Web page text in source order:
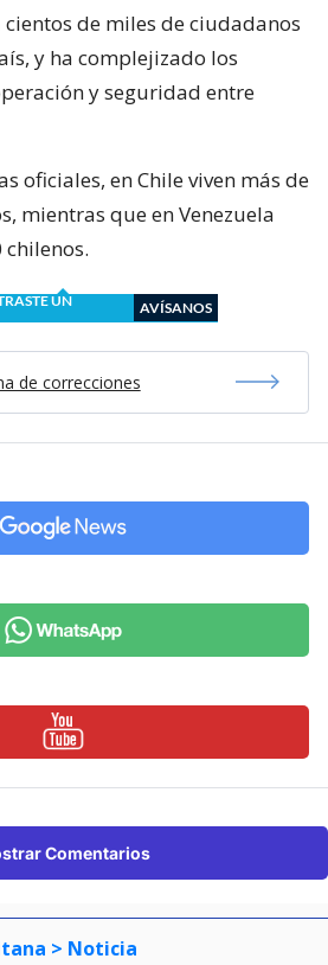
de miles de ciudadanos
y ha complejizado los
y seguridad entre
oficiales, en Chile viven más de
mientras que en Venezuela
chilenos.
UN
AVÍSANOS
de correcciones
Comentarios
> Noticia